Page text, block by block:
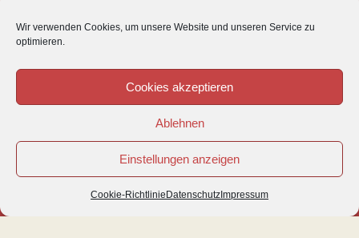
Wir verwenden Cookies, um unsere Website und unseren Service zu
optimieren.
Cookies akzeptieren
Ablehnen
Einstellungen anzeigen
Cookie-Richtlinie Datenschutz Impressum
– 12 und 15 – 18 Uhr.
Im Übrigen ist der Tierärztliche Notdienst unter Tel: 0180-